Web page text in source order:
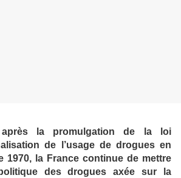
après la promulgation de la loi
de l’usage de drogues en
1970, la France continue de mettre
des drogues axée sur la